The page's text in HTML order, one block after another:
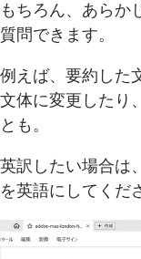
もちろん、あらか
質問できます。
例えば、要約した
文体に変更したり
とも。
英訳したい場合は
を英語にしてくだ